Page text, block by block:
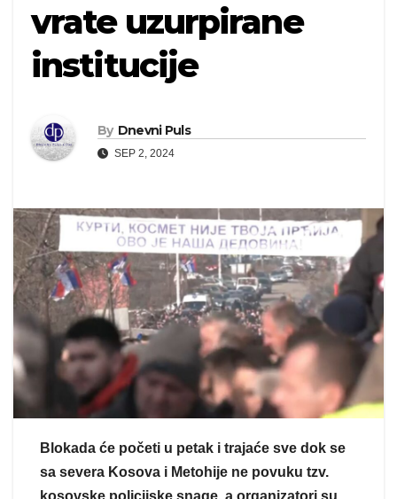
vrate uzurpirane
institucije
By Dnevni Puls
SEP 2, 2024
Blokada će početi u petak i trajaće sve dok se
sa severa Kosova i Metohije ne povuku tzv.
kosovske policijske snage, a organizatori su